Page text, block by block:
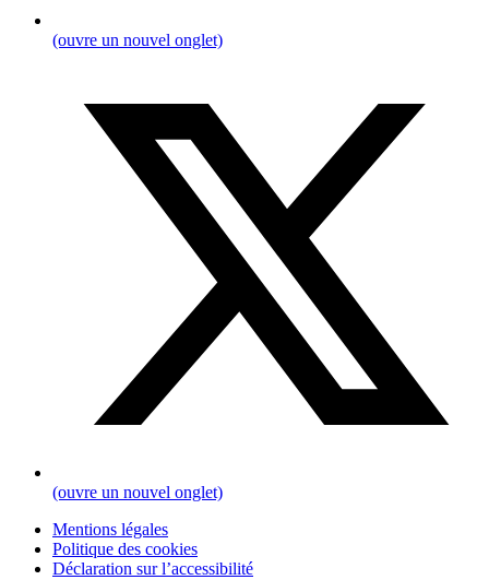
(ouvre un nouvel onglet)
(ouvre un nouvel onglet)
Mentions légales
Politique des cookies
Déclaration sur l’accessibilité